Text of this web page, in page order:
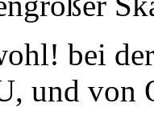
bei
und von